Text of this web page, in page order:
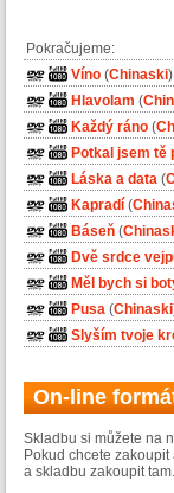
Pokračujeme:
Víno (Chinaski)
Hlavolam (
Každý ráno (
Potkal jsem tě
Láska a data (
Kapradí (
Báseň (
Dvě srdce
Měl bych si
Pusa (Chinaski
Slyším tvoje
On-line
Skladbu si můžete na
Pokud chcete
a skladbu zakoupit